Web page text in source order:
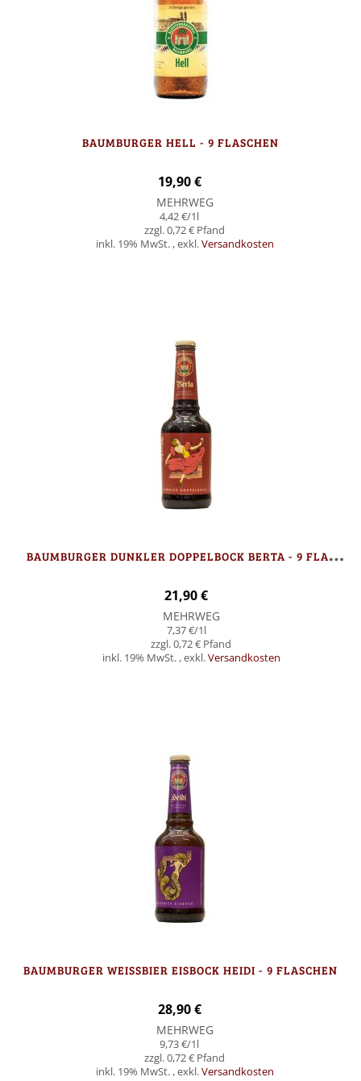
BAUMBURGER HELL - 9 FLASCHEN
19,90 €
MEHRWEG
4,42 €/1l
0,72 €
inkl. 19% MwSt. ,exkl.Versandkosten
B
AUMBURGER DUNKLER DOPPELBOCK BERTA - 9 FLASCHEN
21,90 €
MEHRWEG
7,37 €/1l
0,72 €
inkl. 19% MwSt. ,exkl.Versandkosten
BAUMBURGER WEISSBIER EISBOCK HEIDI - 9 FLASCHEN
28,90 €
MEHRWEG
9,73 €/1l
0,72 €
inkl. 19% MwSt. ,exkl.Versandkosten